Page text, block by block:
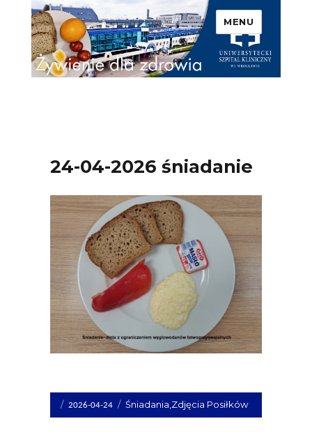
Uniwersytecki Szpital
Kliniczny we Wrocławiu –
Żywienie dla zdrowia
MENU
24-04-2026 śniadanie
Opublikowano
dnia
2026-04-24 Kategorie
Śniadania Zdjęcia Posiłków